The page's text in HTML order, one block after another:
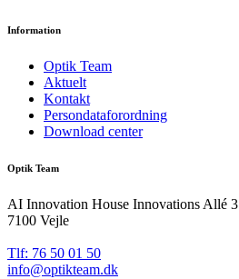
Information
Optik Team
Aktuelt
Kontakt
Persondataforordning
Download center
Optik Team
AI Innovation House Innovations Allé 3
7100 Vejle
Tlf: 76 50 01 50
info@optikteam.dk